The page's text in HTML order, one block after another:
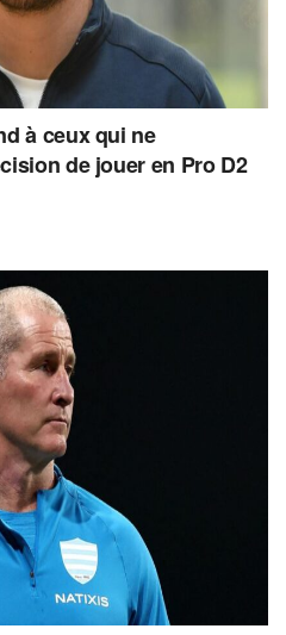
à ceux qui ne
de jouer en Pro D2